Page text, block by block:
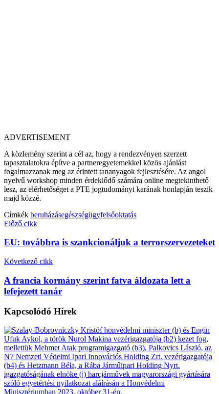
ADVERTISEMENT
A közlemény szerint a cél az, hogy a rendezvényen szerzett
tapasztalatokra építve a partneregyetemekkel közös ajánlást
fogalmazzanak meg az érintett tananyagok fejlesztésére. Az angol
nyelvű workshop minden érdeklődő számára online megtekinthető
lesz, az elérhetőséget a PTE jogtudományi karának honlapján teszik
majd közzé.
Címkék beruházásegészségügyfelsőoktatás
Előző cikk
EU: továbbra is szankcionáljuk a terrorszervezeteket
Következő cikk
A francia kormány szerint fatva áldozata lett a
lefejezett tanár
Kapcsolódó Hírek